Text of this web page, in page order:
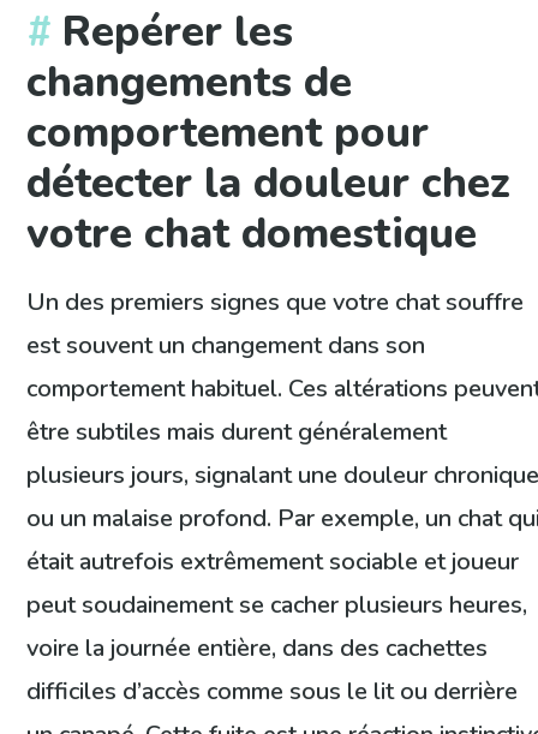
Repérer les
changements de
comportement pour
détecter la douleur chez
votre chat domestique
Un des premiers signes que votre chat souffre
est souvent un changement dans son
comportement habituel. Ces altérations
être subtiles mais durent généralement
plusieurs jours, signalant une douleur
ou un malaise profond. Par exemple, un chat
était autrefois extrêmement sociable et joueur
peut soudainement se cacher plusieurs heures,
voire la journée entière, dans des cachettes
difficiles d’accès comme sous le lit ou derrière